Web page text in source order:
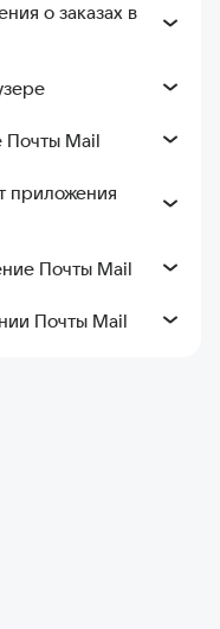
о заказах в
Почты Mail
приложения
Почты Mail
Почты Mail